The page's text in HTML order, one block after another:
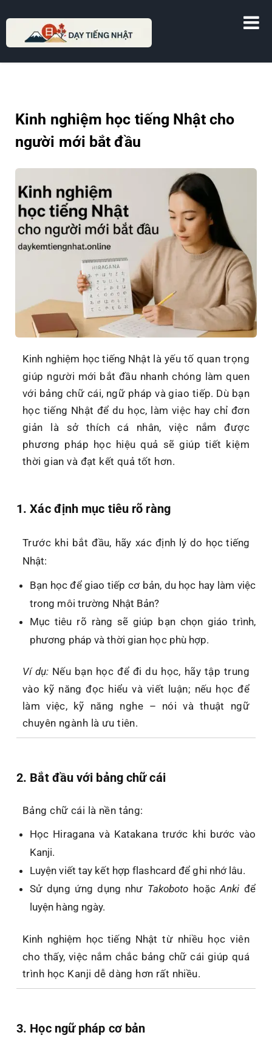
Kinh nghiệm học tiếng Nhật cho
người mới bắt đầu
Kinh nghiệm học tiếng Nhật là yếu tố quan trọng
giúp người mới bắt đầu nhanh chóng làm quen
với bảng chữ cái, ngữ pháp và giao tiếp. Dù bạn
học tiếng Nhật để du học, làm việc hay chỉ đơn
giản là sở thích cá nhân, việc nắm được
phương pháp học hiệu quả sẽ giúp tiết kiệm
thời gian và đạt kết quả tốt hơn.
1. Xác định mục tiêu rõ ràng
Trước khi bắt đầu, hãy xác định lý do học tiếng
Nhật:
Bạn học đểgiao tiếp cơ bản, du học hay làm việc
trong môi trường Nhật Bản?
Mục tiêu rõ ràng sẽ giúp bạn chọn giáo trình,
phương pháp và thời gian học phù hợp.
Ví dụ: Nếu bạn học để đi du học, hãy tập trung
vào kỹ năng đọc hiểu và viết luận; nếu học để
làm việc, kỹ năng nghe – nói và thuật ngữ
chuyên ngành là ưu tiên.
2. Bắt đầu với bảng chữ cái
Bảng chữ cái là nền tảng:
Học Hiragana và Katakanatrước khi bước vào
Kanji.
Luyện viết tay kết hợp flashcard để ghi nhớ lâu.
Sử dụng ứng dụng như Takoboto hoặcAnki để
luyện hàng ngày.
Kinh nghiệm học tiếng Nhật từ nhiều học viên
cho thấy, việc nắm chắc bảng chữ cái giúp quá
trình học Kanji dễ dàng hơn rất nhiều.
3. Học ngữ pháp cơ bản